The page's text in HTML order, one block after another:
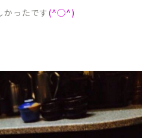
かったです(^◯^)